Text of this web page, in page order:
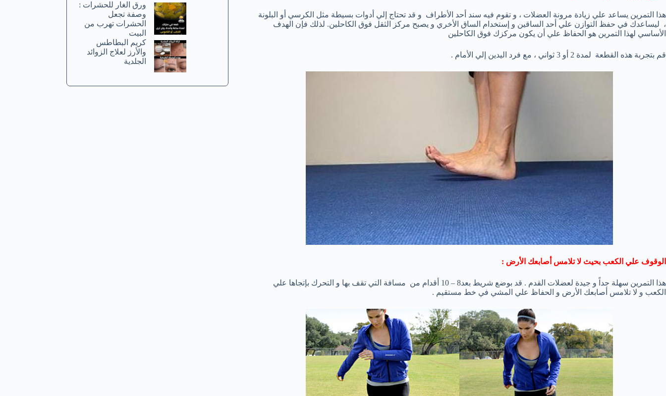
هذا التمرين يساعد علي زيادة مرونة العضلات ، و تقوم فيه سند أحد الأطراف و قد تحتاج إلي أدوات بسيطة مثل الكرسي أو البلونة
، ليساعدك في حفظ التوازن علي أحد الساقين و إستخدام الساق الأخري و يصبح مركز الثقل فوق الكاحلين. لذلك فإن الهدف
الأساسي لهذا التمرين هو الحفاظ علي أن يكون مركزك فوق الكاحلين
قم بتجربة هذه القطعة لمدة 2 أو 3 ثواني ، مع فرد اليدين إلي الأمام .
الوقوف علي الكعب بحيث لا تلامس أصابعك الأرض :
هذا التمرين سهلة جداً و جيدة لعضلات القدم . قد بوضع شريط بعد8 – 10 أقدام من مسافة التي تقف بها و التحرك بإتجاها علي
الكعب و لا تلامس أصابعك الأرض و الحفاظ علي المشي في خط مستقيم .
ورق الغار للحشرات :
وصفة تجعل
الحشرات تهرب من
البيت
كريم البطاطس
والأرز لعلاج الزوائد
الجلدية